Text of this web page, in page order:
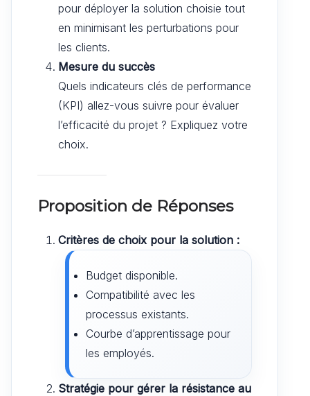
pour déployer la solution choisie tout
en minimisant les perturbations pour
les clients.
Mesure du succès
Quels indicateurs clés de performance
(KPI) allez-vous suivre pour évaluer
l’efficacité du projet ? Expliquez votre
choix.
Proposition de Réponses
Critères de choix pour la solution :
Budget disponible.
Compatibilité avec les
processus existants.
Courbe d’apprentissage pour
les employés.
Stratégie pour gérer la résistance au